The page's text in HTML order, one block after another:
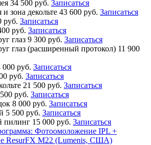
34 500 руб. Записаться
зона декольте 43 600 руб. Записаться
руб. Записаться
руб. Записаться
глаз 9 300 руб. Записаться
глаз (расширенный протокол) 11 900
000 руб. Записаться
руб. Записаться
21 500 руб. Записаться
руб. Записаться
8 000 руб. Записаться
5 500 руб. Записаться
пилинг 15 000 руб. Записаться
Фотоомоложение IPL +
ResurFX M22 (Lumenis, США)